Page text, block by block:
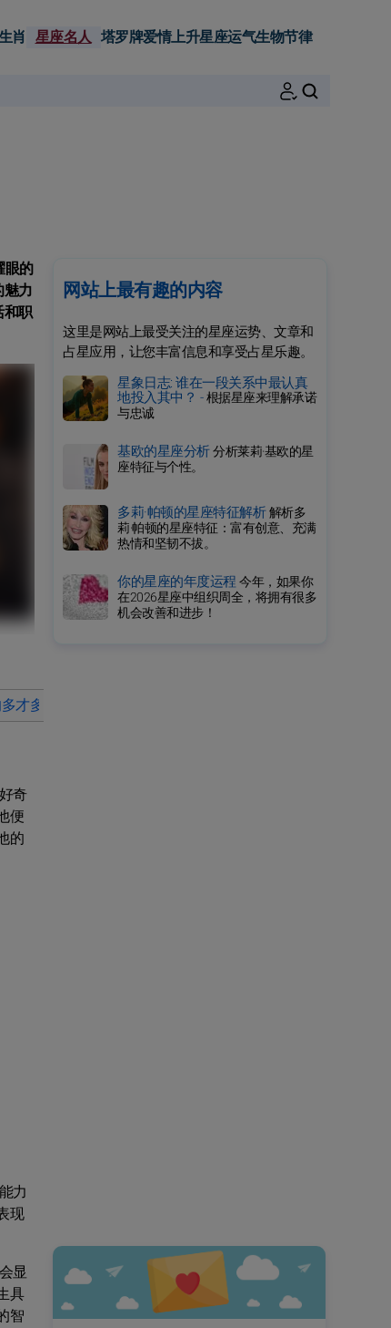
肖 星座名人 塔罗牌爱情上升星座运气生物节律
眼的
力
职
才多艺与成功
奇
便
的
力
现
显
具
智
网站上最有趣的内容
这里是网站上最受关注的星座运势、文章和
占星应用，让您丰富信息和享受占星乐趣。
星象日志: 谁在一段关系中最认真
地投入其中？ -根据星座来理解承诺
与忠诚
基欧的星座分析分析莱莉·基欧的星
座特征与个性。
多莉·帕顿的星座特征解析解析多
莉·帕顿的星座特征：富有创意、充满
热情和坚韧不拔。
你的星座的年度运程今年，如果你
在2026星座中组织周全，将拥有很多
机会改善和进步！